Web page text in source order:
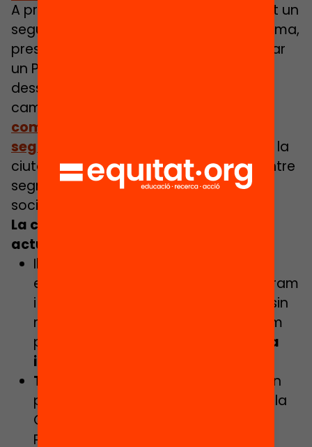
A principis del 2022 decidim engegar tot un
seguit d’accions per visibilitzar el problema,
pressionar les administracions i demanar
un Pla Pilot específic per a la
dessegregació de Salt. Es tracta de la
campanya
compartim escola! A Salt, prou
segregació escolar!”
adreçada a tota la
ciutadania, i fent èmfasi en la relació entre
segregació escolar, racisme i cohesió
social.
La campanya consta de diferents
actuacions:
Il·lustracions sobre la segregació
escolar de diferents artistes (Instagram
i Twitter). Tot i el risc que es poguessin
mostrar estereotips o prejudicis, vam
pensar que
una imatge és una eina
ideal per induir a la reflexió.
Taula rodona i debat
(testimonis en
primera persona en diàleg amb Sheila
González, doctora en Polítiques
Públiques i Transformació Social).